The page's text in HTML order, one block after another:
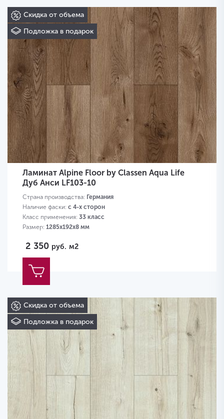
Скидка от объема
Подложка в подарок
Ламинат Alpine Floor by Classen Aqua Life
Дуб Анси LF103-10
Страна производства: Германия
Наличие фаски: с 4-х сторон
Класс применения: 33 класс
Размер: 1285х192х8 мм
2 350 руб. м2
Скидка от объема
Подложка в подарок